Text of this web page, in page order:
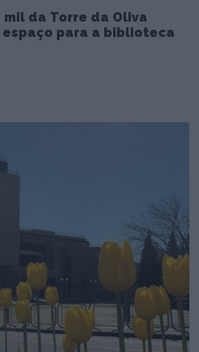
da Torre da Oliva
para a biblioteca